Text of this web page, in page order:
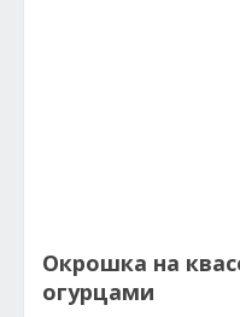
Окрошка на
огурцами